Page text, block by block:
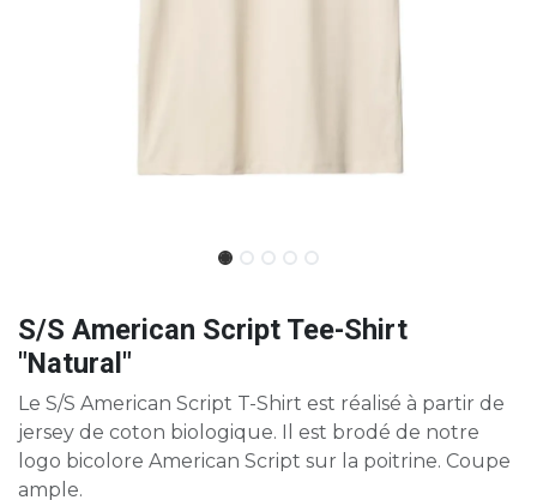
S/S American Script Tee-Shirt
"Natural"
Le S/S American Script T-Shirt est réalisé à partir de
jersey de coton biologique. Il est brodé de notre
logo bicolore American Script sur la poitrine. Coupe
ample.